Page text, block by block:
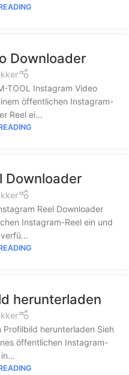
Downloader
TOOL Instagram Video
öffentlichen Instagram-
Reel ei...
Downloader
Reel Downloader
Instagram-Reel ein und
herunterladen
herunterladen Sieh
öffentlichen Instagram-